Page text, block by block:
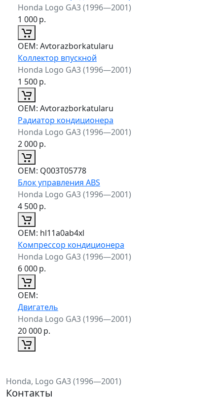
Honda Logo GA3 (1996—2001)
1 000р.
ОЕМ: Avtorazborkatularu
Коллектор впускной
Honda Logo GA3 (1996—2001)
1 500р.
ОЕМ: Avtorazborkatularu
Радиатор кондиционера
Honda Logo GA3 (1996—2001)
2 000р.
ОЕМ: Q003T05778
Блок управления ABS
Honda Logo GA3 (1996—2001)
4 500р.
ОЕМ: hl11a0ab4xl
Компрессор кондиционера
Honda Logo GA3 (1996—2001)
6 000р.
ОЕМ:
Двигатель
Honda Logo GA3 (1996—2001)
20 000р.
Honda, Logo GA3 (1996—2001)
Контакты